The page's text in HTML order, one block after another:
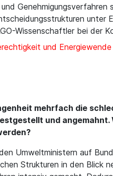
Wissenschaftler bei der
und Energiewende
mehrfach die
und
Umweltministern auf
Strukturen in den Blick